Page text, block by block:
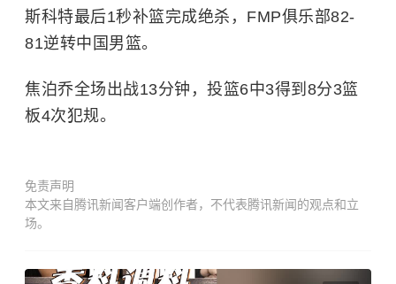
斯科特最后1秒补篮完成绝杀，FMP俱乐部82-
81逆转中国男篮。
焦泊乔全场出战13分钟，投篮6中3得到8分3篮
板4次犯规。
免责声明
本文来自腾讯新闻客户端创作者，不代表腾讯新闻的观点和立
场。